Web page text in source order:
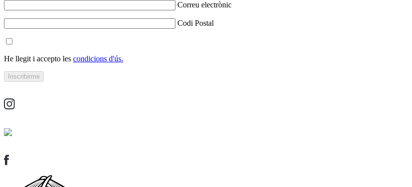
Correu electrònic
Codi Postal
He llegit i accepto les condicions d'ús.